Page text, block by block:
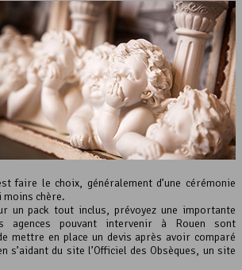
faire le choix, généralement d’une cérémonie
moins chère.
un pack tout inclus, prévoyez une importante
agences pouvant intervenir à Rouen sont
mettre en place un devis après avoir comparé
s’aidant du site l’Officiel des Obsèques, un site